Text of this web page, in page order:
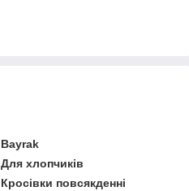
Bayrak
Для хлопчиків
Кросівки повсякденні